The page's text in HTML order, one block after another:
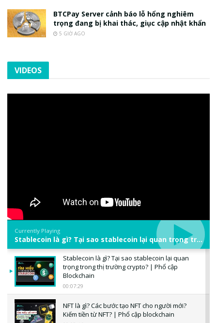
BTCPay Server cảnh báo lỗ hổng nghiêm
trọng đang bị khai thác, giục cập nhật khẩn
5 GIỜ AGO
VIDEOS
Currently Playing
Stablecoin là gì? Tại sao stablecoin lại quan trọng trong thị trường crypto? | Phổ cập Blockchain
Stablecoin là gì? Tại sao stablecoin lại quan
trọng trong thị trường crypto? | Phổ cập
Blockchain
00:07:29
NFT là gì? Các bước tạo NFT cho người mới?
Kiếm tiền từ NFT? | Phổ cập blockchain